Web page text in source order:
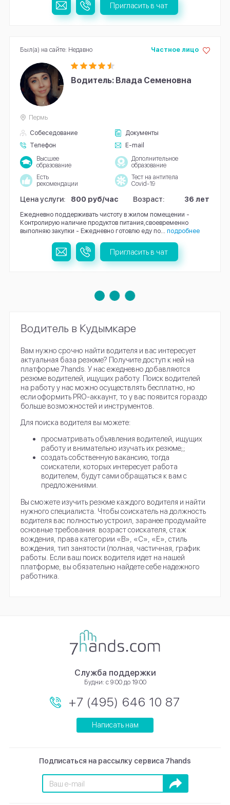
Пригласить в чат
Водитель: Влада Семеновна
Собеседование
Документы
Телефон
E-mail
Частное лицо
Пермь
Высшее
образование
Дополнительное
образование
Есть
рекомендации
Тест на антитела
Covid-19
Цена услуги: 800 руб/час Возраст: 36 лет
Ежедневно поддерживать чистоту в жилом помещении -
Контролирую наличие продуктов питания,своевременно
выполняю закупки - Ежедневно готовлю еду по... подробнее
Был(а) на сайте: Недавно
Пригласить в чат
Водитель в Кудымкаре
Вам нужно срочно найти водителя и вас интересует
актуальная база резюме? Получите доступ к ней на
платформе 7hands. У нас ежедневно добавляются
резюме водителей, ищущих работу. Поиск водителей
на работу у нас можно осуществлять бесплатно, но
если оформить PRO-аккаунт, то у вас появится гораздо
больше возможностей и инструментов.
Для поиска водителя вы можете:
просматривать объявления водителей, ищущих
работу и внимательно изучать их резюме;;
создать собственную вакансию, тогда
соискатели, которых интересует работа
водителем, будут сами обращаться к вам с
предложениями.
Вы сможете изучить резюме каждого водителя и найти
нужного специалиста. Чтобы соискатель на должность
водителя вас полностью устроил, заранее продумайте
основные требования: возраст соискателя, стаж
вождения, права категории «В», «С», «Е», стиль
вождения, тип занятости (полная, частичная, график
работы. Если ваш поиск водителя идет на нашей
платформе, вы обязательно найдете себе надежного
работника.
Подписаться на рассылку сервиса 7hands
Подписаться
Служба поддержки
Будни: с 9:00 до 19:00
+7 (495) 646 10 87
Написать нам